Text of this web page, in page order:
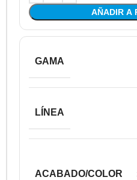
AÑADIR A
GAMA
LÍNEA
ACABADO/COLOR